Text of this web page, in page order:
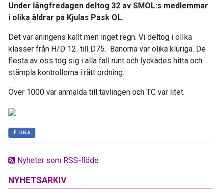
Nyheter som RSS-flöde
NYHETSARKIV
Under långfredagen deltog 32 av SMOL:s medlemmar
i olika åldrar på Kjulas Påsk OL.
Det var aningens kallt men inget regn. Vi deltog i olIka
klasser från H/D 12 till D75. Banorna var olika kluriga. De
flesta av oss tog sig i alla fall runt och lyckades hitta och
stämpla kontrollerna i rätt ordning.
Över 1000 var anmälda till tävlingen och TC var litet.
DELA